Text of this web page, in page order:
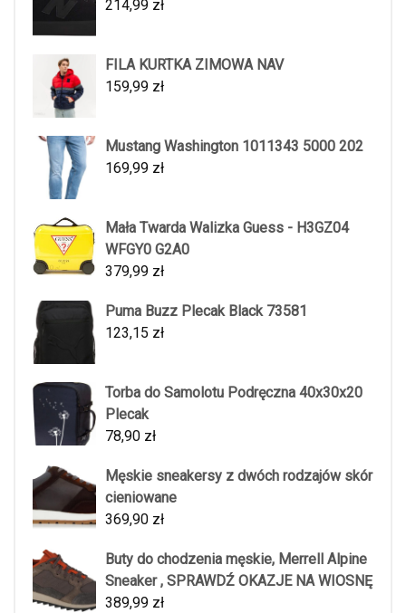
214,99 zł
FILA KURTKA ZIMOWA NAV
159,99 zł
Mustang Washington 1011343 5000 202
169,99 zł
Mała Twarda Walizka Guess - H3GZ04
WFGY0 G2A0
379,99 zł
Puma Buzz Plecak Black 73581
123,15 zł
Torba do Samolotu Podręczna 40x30x20
Plecak
78,90 zł
Męskie sneakersy z dwóch rodzajów skór
cieniowane
369,90 zł
Buty do chodzenia męskie, Merrell Alpine
Sneaker , SPRAWDŹ OKAZJE NA WIOSNĘ
389,99 zł